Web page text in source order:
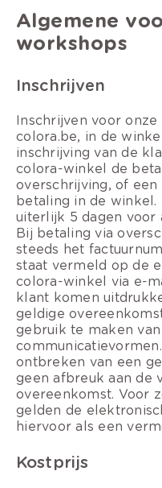
Algemene
workshops
Inschrijven
Inschrijven voor
colora.be, in de
inschrijving van de
colora-winkel de
overschrijving, of
betaling in de
uiterlijk 5 dagen voor
Bij betaling via
steeds het
staat vermeld op de
colora-winkel via e-
klant komen
geldige
gebruik te maken
ontbreken van een
geen afbreuk aan de
overeenkomst. Voor
gelden de
hiervoor als een
Kostprijs